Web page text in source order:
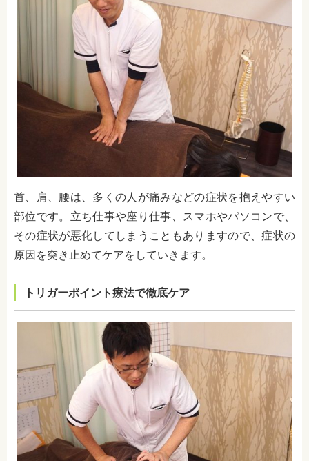
首、肩、腰は、多くの人が痛みなどの症状を抱えやすい
部位です。立ち仕事や座り仕事、スマホやパソコンで、
その症状が悪化してしまうこともありますので、症状の
原因を突き止めてケアをしていきます。
トリガーポイント療法で徹底ケア